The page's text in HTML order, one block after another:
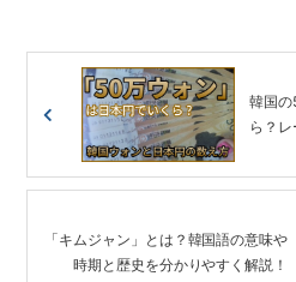
韓国の
ら？
「キムジャン」とは？韓国語の意味や
時期と歴史を分かりやすく解説！